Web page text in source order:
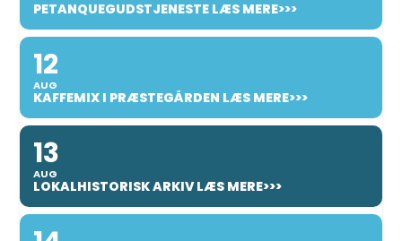
PETANQUEGUDSTJENESTE LÆS MERE>>>
12
AUG
KAFFEMIX I PRÆSTEGÅRDEN LÆS MERE>>>
13
AUG
LOKALHISTORISK ARKIV LÆS MERE>>>